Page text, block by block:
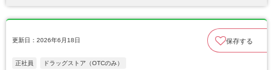
更新日：2026年6月18日 保存する
正社員 ドラッグストア（OTCのみ）